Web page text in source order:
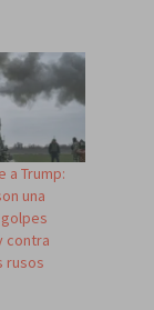
a Trump:
una
contra
rusos